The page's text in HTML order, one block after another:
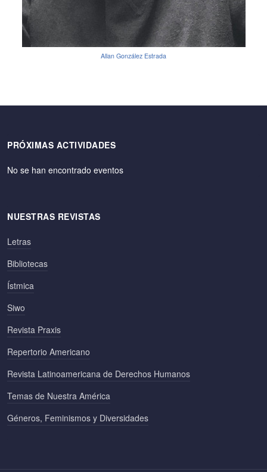
Allan González Estrada
PRÓXIMAS ACTIVIDADES
No se han encontrado eventos
NUESTRAS REVISTAS
Letras
Bibliotecas
Ístmica
Siwo
Revista Praxis
Repertorio Americano
Revista Latinoamericana de Derechos Humanos
Temas de Nuestra América
Géneros, Feminismos y Diversidades